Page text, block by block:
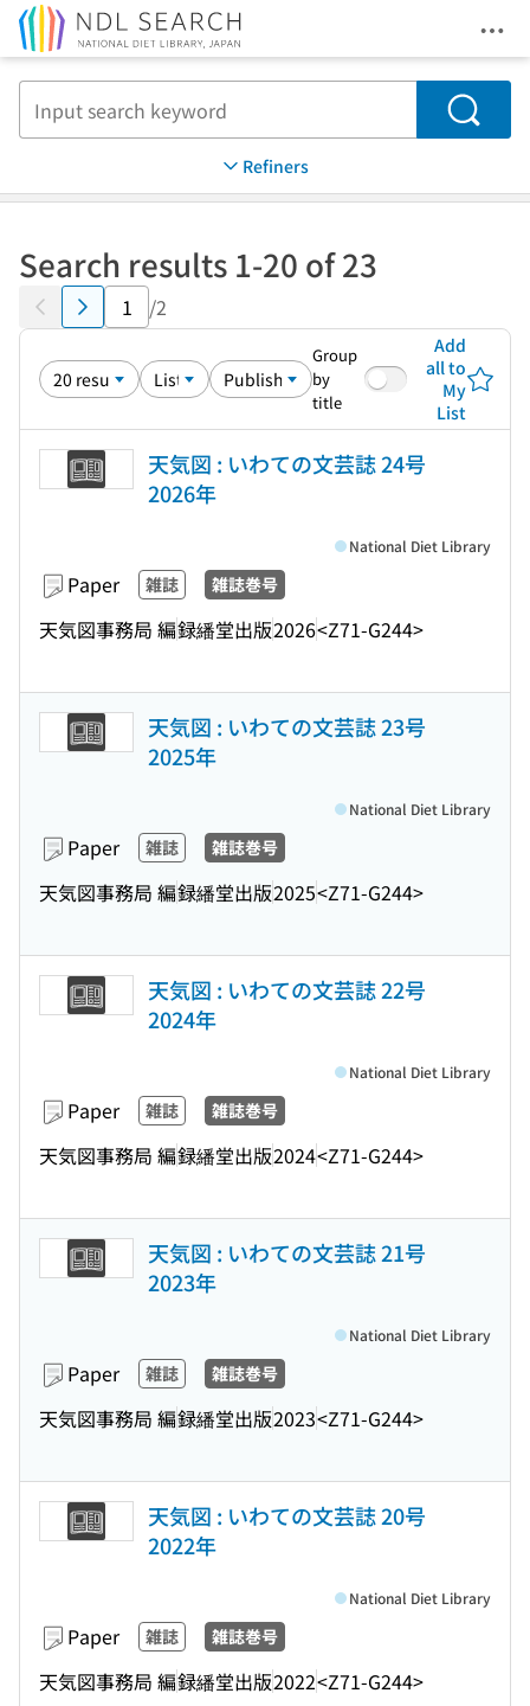
Search
Refiners
Search results 1-20 of 23
/2
Group
by
title
Add
all to
My
List
天気図 : いわての文芸誌 24号
2026年
Paper 雑誌 雑誌巻号
天気図事務局 編録繙堂出版2026<Z71-G244>
National Diet Library
天気図 : いわての文芸誌 23号
2025年
Paper 雑誌 雑誌巻号
天気図事務局 編録繙堂出版2025<Z71-G244>
National Diet Library
天気図 : いわての文芸誌 22号
2024年
Paper 雑誌 雑誌巻号
天気図事務局 編録繙堂出版2024<Z71-G244>
National Diet Library
天気図 : いわての文芸誌 21号
2023年
Paper 雑誌 雑誌巻号
天気図事務局 編録繙堂出版2023<Z71-G244>
National Diet Library
天気図 : いわての文芸誌 20号
2022年
Paper 雑誌 雑誌巻号
天気図事務局 編録繙堂出版2022<Z71-G244>
National Diet Library